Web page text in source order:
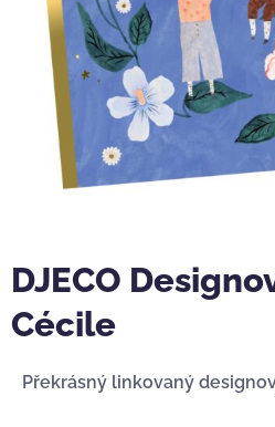
DJECO
Cécile
Překrásný linkovaný